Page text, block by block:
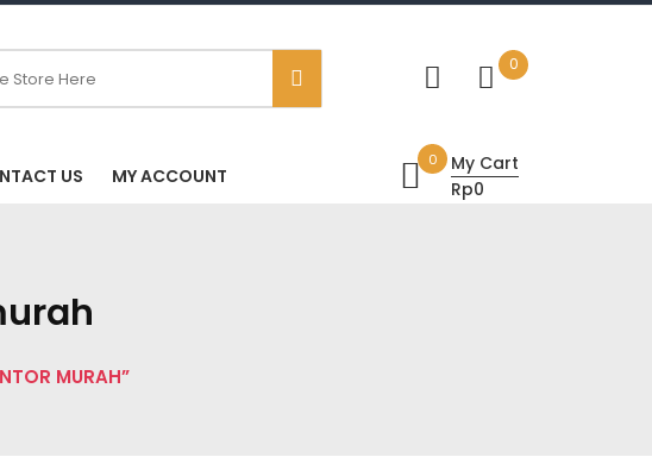
0
US MY ACCOUNT
0
My Cart
Rp0
MURAH”